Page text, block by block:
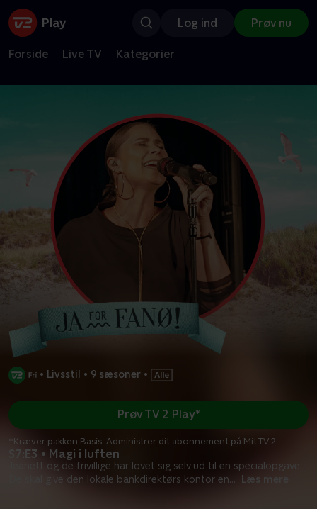
Log ind Prøv nu
Forside Live TV Kategorier
• Livsstil • 9 sæsoner •
S7:E3 • Magi i luften
Jeanett og de frivillige har lovet sig selv ud til en specialopgave.
De skal give den lokale bankdirektørs kontor en... Læs mere
Prøv TV 2 Play*
*Kræver pakken Basis. Administrer dit abonnement på Mit TV 2.